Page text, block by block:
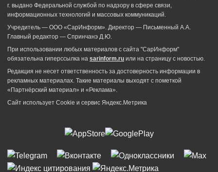
г. выдано Федеральной службой по надзору в сфере связи,
информационных технологий и массовых коммуникаций.
Учредитель — ООО «СарИнформ». Директор — Письменный А.А.
Главный редактор — Спринчанэ Д.Ю.
При использовании любых материалов с сайта "СарИнформ"
обязательна гиперссылка на sarinform.ru или на страницу с новостью.
Редакция не несет ответственность за достоверность информации в
рекламных материалах. Такие материалы выходят с пометкой
«Партнёрский материал» и «Реклама».
Сайт использует Cookie и сервиc Яндекс.Метрика